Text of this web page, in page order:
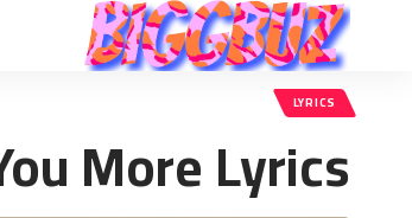
LYRICS
More Lyrics